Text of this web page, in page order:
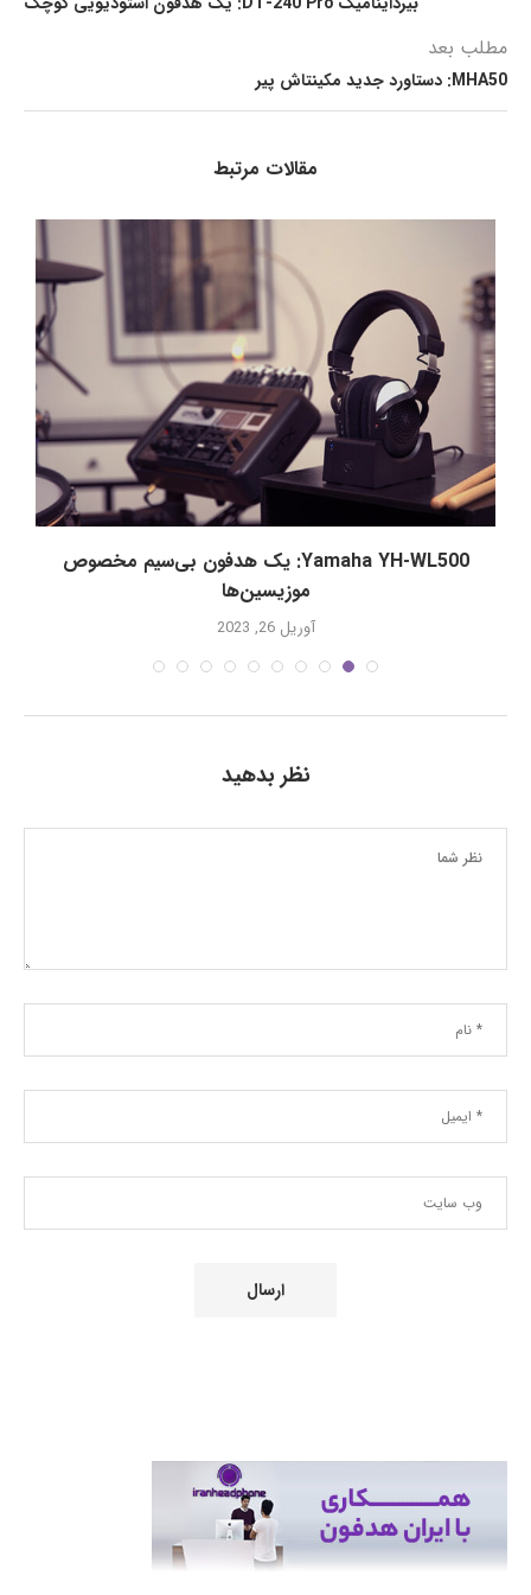
مطلب بعد
MHA50: دستاورد جدید مکینتاش پیر
مقالات مرتبط
Yamaha YH-WL500: یک هدفون بی‌سیم مخصوص
موزیسین‌ها
آوریل 26, 2023
نظر بدهید